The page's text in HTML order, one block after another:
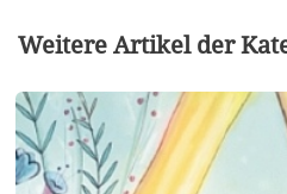
Weitere Artikel der